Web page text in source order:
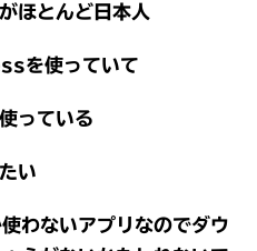
ほとんど日本人
を使っていて
っている
い
わないアプリなのでダウ